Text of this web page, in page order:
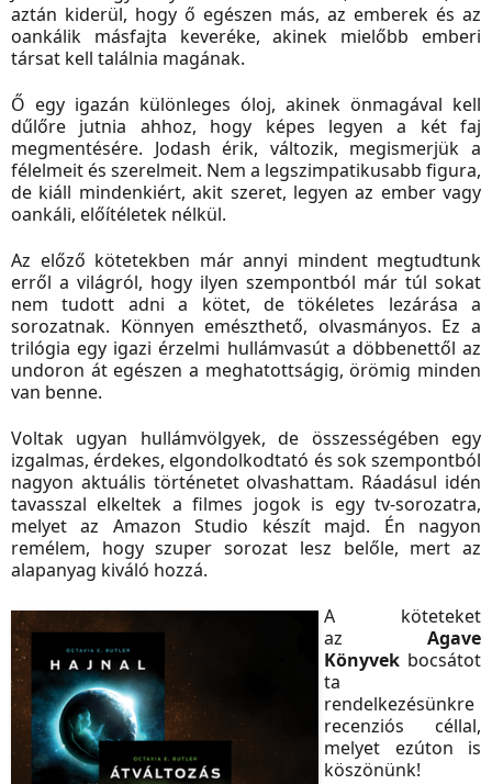
aztán kiderül, hogy ő egészen más, az emberek és az
oankálik másfajta keveréke, akinek mielőbb emberi
társat kell találnia magának.
Ő egy igazán különleges óloj, akinek önmagával kell
dűlőre jutnia ahhoz, hogy képes legyen a két faj
megmentésére. Jodash érik, változik, megismerjük a
félelmeit és szerelmeit. Nem a legszimpatikusabb figura,
de kiáll mindenkiért, akit szeret, legyen az ember vagy
oankáli, előítéletek nélkül.
Az előző kötetekben már annyi mindent megtudtunk
erről a világról, hogy ilyen szempontból már túl sokat
nem tudott adni a kötet, de tökéletes lezárása a
sorozatnak. Könnyen emészthető, olvasmányos. Ez a
trilógia egy igazi érzelmi hullámvasút a döbbenettől az
undoron át egészen a meghatottságig, örömig minden
van benne.
Voltak ugyan hullámvölgyek, de összességében egy
izgalmas, érdekes, elgondolkodtató és sok szempontból
nagyon aktuális történetet olvashattam. Ráadásul idén
tavasszal elkeltek a filmes jogok is egy tv-sorozatra,
melyet az Amazon Studio készít majd. Én nagyon
remélem, hogy szuper sorozat lesz belőle, mert az
alapanyag kiváló hozzá.
A köteteket
az
Agave
Könyvek bocsátot
ta
rendelkezésünkre
recenziós céllal,
melyet ezúton is
köszönünk!